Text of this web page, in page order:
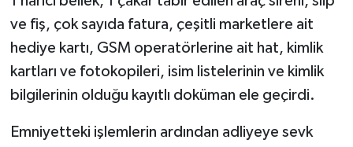
ve fiş, çok sayıda fatura, çeşitli marketlere ait
hediye kartı, GSM operatörlerine ait hat, kimlik
kartları ve fotokopileri, isim listelerinin ve kimlik
bilgilerinin olduğu kayıtlı doküman ele geçirdi.
Emniyetteki işlemlerin ardından adliyeye sevk